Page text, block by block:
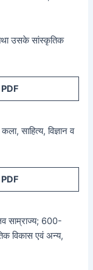
उसके सांस्कृतिक
साहित्य, विज्ञान व
साम्राज्य; 600-
विकास एवं अन्य,